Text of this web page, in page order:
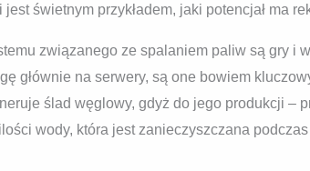
świetnym przykładem, jaki potencjał ma
związanego ze spalaniem paliw są gry i
głównie na serwery, są one bowiem
ślad węglowy, gdyż do jego produkcji –
wody, która jest zanieczyszczana